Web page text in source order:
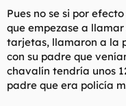
Pues no se si por
que empezase a
tarjetas, llamaron a la
con su padre que
chavalín tendría unos
padre que era policía